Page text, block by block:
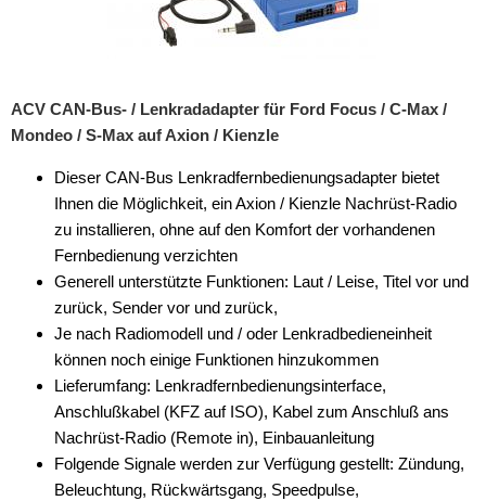
Digital Dynamic
JVC
Kenwood
Kienzle
Multilead
Pioneer
Sony
VDO
XZent
ACV CAN-Bus- / Lenkradadapter für Ford Focus / C-Max /
Mondeo / S-Max auf Axion / Kienzle
Dieser CAN-Bus Lenkradfernbedienungsadapter bietet
Ihnen die Möglichkeit, ein Axion / Kienzle Nachrüst-Radio
zu installieren, ohne auf den Komfort der vorhandenen
Fernbedienung verzichten
Generell unterstützte Funktionen: Laut / Leise, Titel vor und
zurück, Sender vor und zurück,
Je nach Radiomodell und / oder Lenkradbedieneinheit
können noch einige Funktionen hinzukommen
Lieferumfang: Lenkradfernbedienungsinterface,
Anschlußkabel (KFZ auf ISO), Kabel zum Anschluß ans
Nachrüst-Radio (Remote in), Einbauanleitung
Folgende Signale werden zur Verfügung gestellt: Zündung,
Beleuchtung, Rückwärtsgang, Speedpulse,